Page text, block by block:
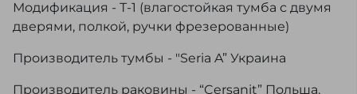
Модификация - Т-1 (влагостойкая тумба с двумя
дверями, полкой, ручки фрезерованные)
Производитель тумбы - "Seria A” Украина
Производитель раковины - “Cersanit” Польша.